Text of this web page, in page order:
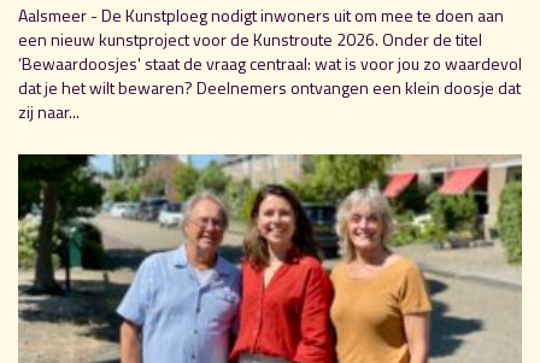
Aalsmeer - De Kunstploeg nodigt inwoners uit om mee te doen aan
een nieuw kunstproject voor de Kunstroute 2026. Onder de titel
‘Bewaardoosjes' staat de vraag centraal: wat is voor jou zo waardevol
dat je het wilt bewaren? Deelnemers ontvangen een klein doosje dat
zij naar...